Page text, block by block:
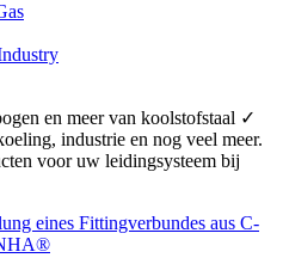
en meer van koolstofstaal ✓
industrie en nog veel meer.
voor uw leidingsysteem bij